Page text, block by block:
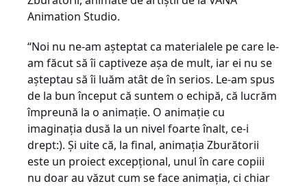
Animation Studio.
“Noi nu ne-am așteptat ca materialele pe care le-
am făcut să îi captiveze așa de mult, iar ei nu se
așteptau să îi luăm atât de în serios. Le-am spus
de la bun început că suntem o echipă, că lucrăm
împreună la o animație. O animație cu
imaginația dusă la un nivel foarte înalt, ce-i
drept:). Și uite că, la final, animația Zburătorii
este un proiect excepțional, unul în care copiii
nu doar au văzut cum se face animația, ci chiar